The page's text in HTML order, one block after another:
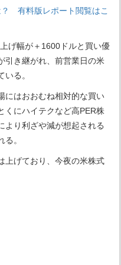
有料版レポート閲覧はこ
げ幅が＋1600ドルと買い優
引き継がれ、前営業日の米
る。
にはおおむね相対的な買い
くにハイテクなど高PER株
より利ざや減が想起される
。
上げており、今夜の米株式